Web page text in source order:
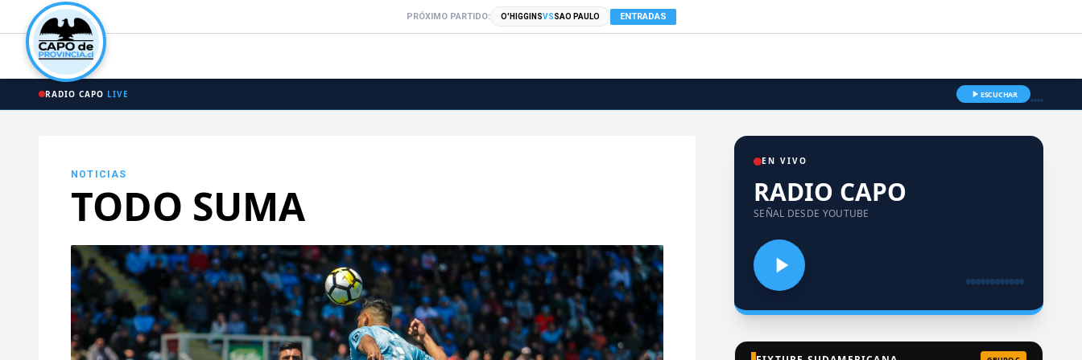
PRÓXIMO PARTIDO: O'HIGGINSVSSAO PAULO ENTRADAS
RADIO CAPO LIVE ESCUCHAR
NOTICIAS
TODO SUMA
EN VIVO
RADIO CAPO
SEÑAL DESDE YOUTUBE